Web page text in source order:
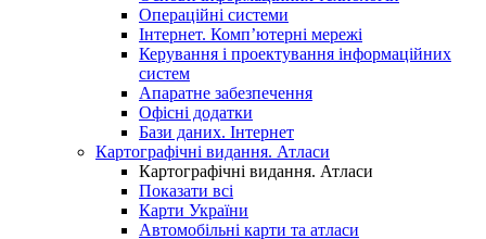
Операційні системи
Інтернет. Комп’ютерні мережі
Керування і проектування інформаційних
систем
Апаратне забезпечення
Офісні додатки
Бази даних. Інтернет
Картографічні видання. Атласи
Картографічні видання. Атласи
Показати всі
Карти України
Автомобільні карти та атласи